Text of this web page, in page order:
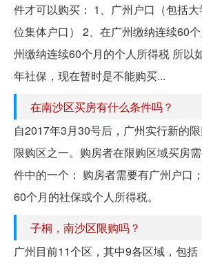
件才可以购买： 1、广州户口（包括
位集体户口） 2、在广州缴纳连续60
州缴纳连续60个月的个人所得税 所以
年社保，现在暂时是不能购买...
在南沙区买房有什么条件吗？
自2017年3月30号后，广州实行新的
限购区之一。购房者在限购区域买房
件中的一个： 购房者需要有广州户口
60个月的社保或个人所得税。
子桐，南沙区限购吗？
广州目前11个区，其中9各区域，包